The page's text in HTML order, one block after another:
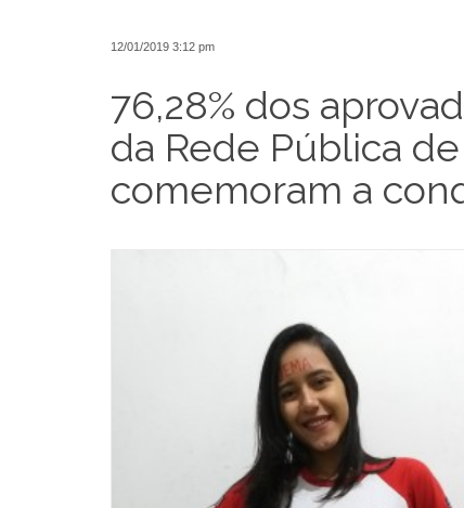
12/01/2019 3:12 pm
76,28% dos
da Rede Pública
comemoram a